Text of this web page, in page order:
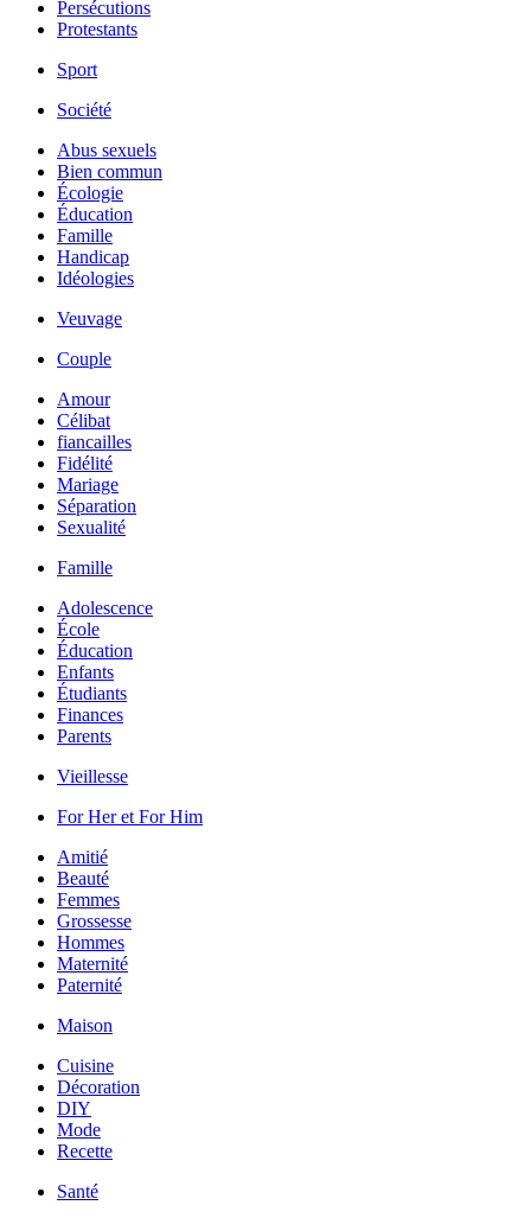
Persécutions
Protestants
Sport
Société
Abus sexuels
Bien commun
Écologie
Éducation
Famille
Handicap
Idéologies
Veuvage
Couple
Amour
Célibat
fiancailles
Fidélité
Mariage
Séparation
Sexualité
Famille
Adolescence
École
Éducation
Enfants
Étudiants
Finances
Parents
Vieillesse
For Her et For Him
Amitié
Beauté
Femmes
Grossesse
Hommes
Maternité
Paternité
Maison
Cuisine
Décoration
DIY
Mode
Recette
Santé